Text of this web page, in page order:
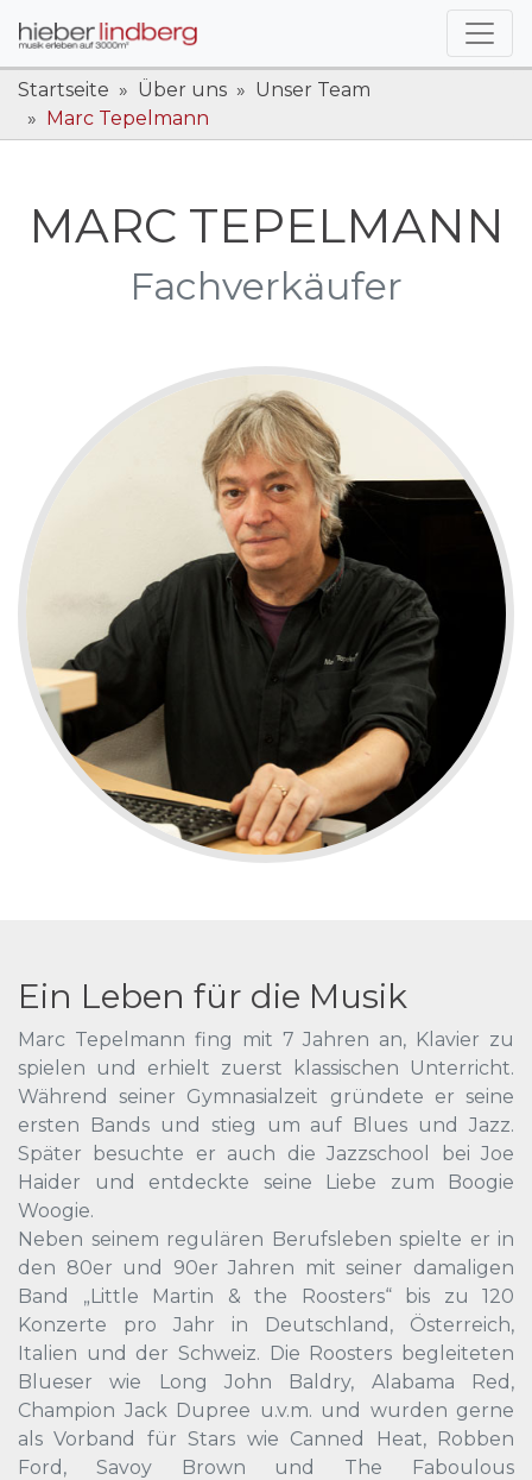
Startseite Über uns
Unser Team
Marc Tepelmann
MARC TEPELMANN
Fachverkäufer
Ein Leben für die Musik
Marc Tepelmann fing mit 7 Jahren an, Klavier zu
spielen und erhielt zuerst klassischen Unterricht.
Während seiner Gymnasialzeit gründete er seine
ersten Bands und stieg um auf Blues und Jazz.
Später besuchte er auch die Jazzschool bei Joe
Haider und entdeckte seine Liebe zum Boogie
Woogie.
Neben seinem regulären Berufsleben spielte er in
den 80er und 90er Jahren mit seiner damaligen
Band „Little Martin & the Roosters“ bis zu 120
Konzerte pro Jahr in Deutschland, Österreich,
Italien und der Schweiz. Die Roosters begleiteten
Blueser wie Long John Baldry, Alabama Red,
Champion Jack Dupree u.v.m. und wurden gerne
als Vorband für Stars wie Canned Heat, Robben
Ford, Savoy Brown und The Faboulous